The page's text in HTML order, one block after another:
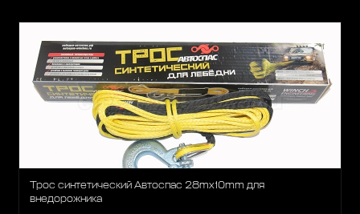
Трос синтетический Автоспас 28mx10mm для
внедорожника